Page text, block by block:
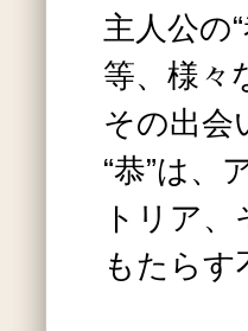
主人公の
等、様々
その出会
“恭”は、
トリア
もたらす